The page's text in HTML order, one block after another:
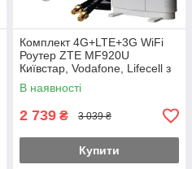
Комплект 4G+LTE+3G WiFi
Роутер ZTE MF920U
Київстар, Vodafone, Lifecell з
антеною MIMO 2×9dbi Укр!
В наявності
2 739 ₴ 3 039 ₴
Купити